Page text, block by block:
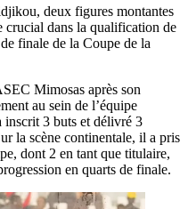
deux figures montantes
dans la qualification de
finale de la Coupe de la
Mimosas après son
au sein de l’équipe
3 buts et délivré 3
la scène continentale, il a pris
dont 2 en tant que titulaire,
en quarts de finale.